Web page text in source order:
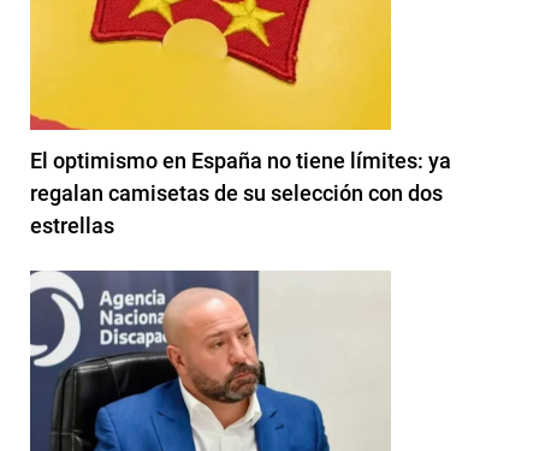
El optimismo en España no tiene límites: ya
regalan camisetas de su selección con dos
estrellas